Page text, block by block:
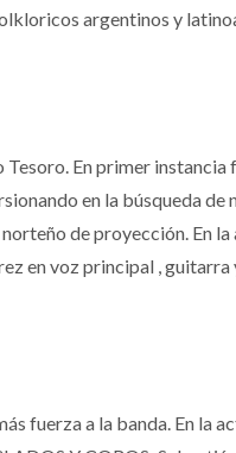
argentinos y
En primer
en la búsqueda
de proyección. En
en voz principal ,
fuerza a la banda. En la